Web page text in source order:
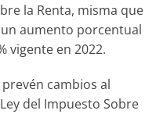
la Renta, misma que
aumento porcentual
vigente en 2022.
cambios al
del Impuesto Sobre